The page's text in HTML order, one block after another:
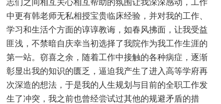
志们之间相互关心相互帮助的氛围让我深深感动，工作
中更有韩老师无私相授宝贵临床经验，并对我的工作、
学习和生活个方面的谆谆教诲，如春风拂面，让我受益
匪浅，不禁暗自庆幸当初选择了我院作为我工作生涯的
第一站。窃喜之余，随着工作中接触的各种病症，逐渐
彰显出我的知识的匮乏，逼迫我产生了进入高等学府再
次深造的想法，于是我的人生规划与目前的全职工作发
生了冲突，我之前也曾经尝试过其他的规避矛盾的措